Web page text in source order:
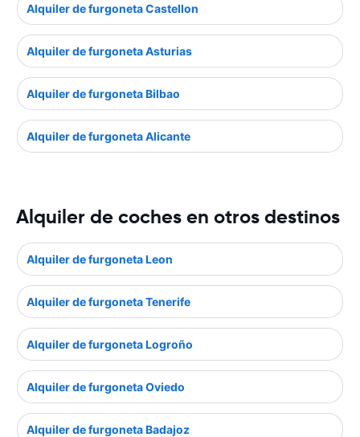
Alquiler de furgoneta Castellon
Alquiler de furgoneta Asturias
Alquiler de furgoneta Bilbao
Alquiler de furgoneta Alicante
Alquiler de coches en otros destinos
Alquiler de furgoneta Leon
Alquiler de furgoneta Tenerife
Alquiler de furgoneta Logroño
Alquiler de furgoneta Oviedo
Alquiler de furgoneta Badajoz